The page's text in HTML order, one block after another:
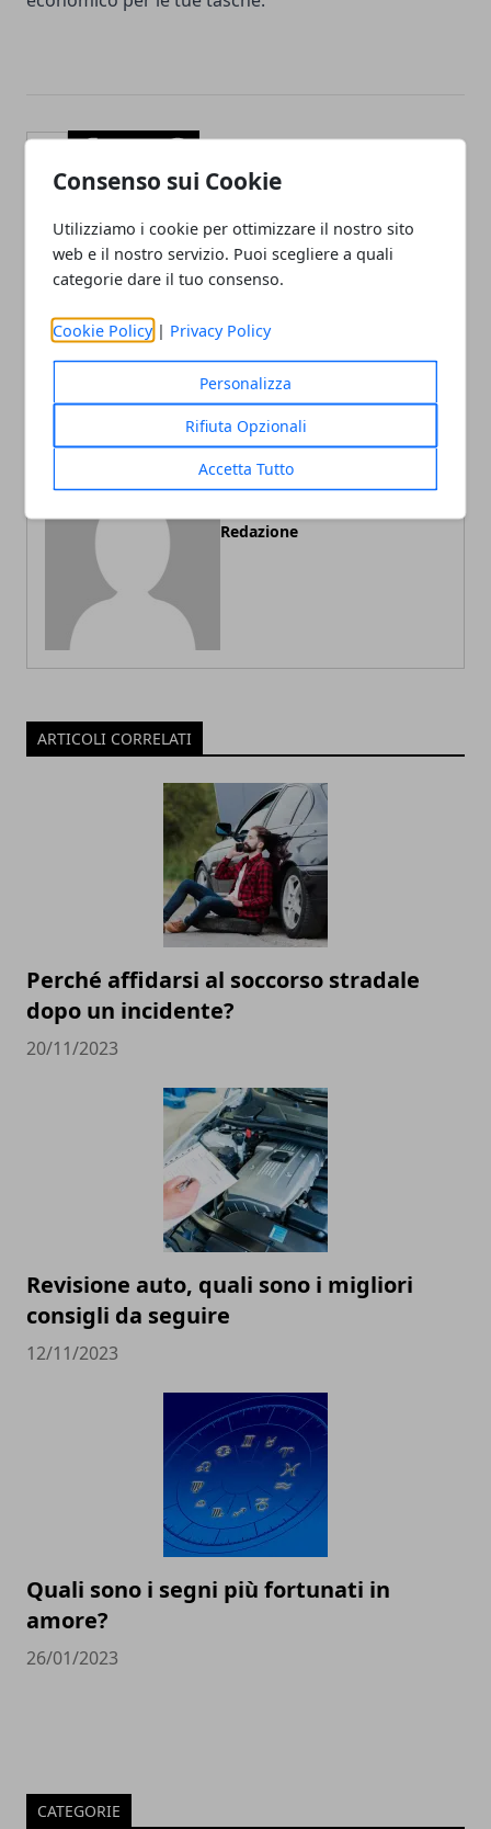
Consenso sui Cookie
Utilizziamo i cookie per ottimizzare il nostro sito
web e il nostro servizio. Puoi scegliere a quali
categorie dare il tuo consenso.
Cookie Policy | Privacy Policy
Personalizza
Rifiuta Opzionali
Accetta Tutto
Facebook
TwitterWhatsapp
Articolo Precedente
Pannelli solari termici,
come funzionano?
Caratteristiche e
innovazione
Articolo Successivo
Redazione
ARTICOLI CORRELATI
Perché affidarsi al soccorso stradale
dopo un incidente?
20/11/2023
Revisione auto, quali sono i migliori
consigli da seguire
12/11/2023
Quali sono i segni più fortunati in
amore?
26/01/2023
CATEGORIE